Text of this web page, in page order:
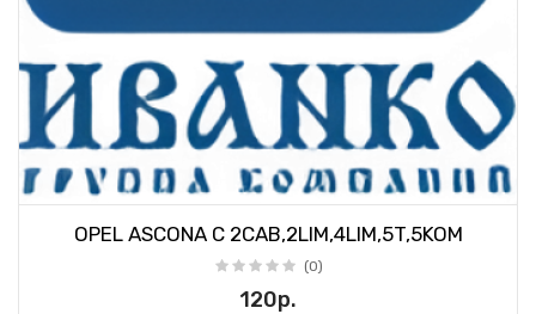
OPEL ASCONA C 2CAB,2LIM,4LIM,5T,5KOM
(0)
120р.